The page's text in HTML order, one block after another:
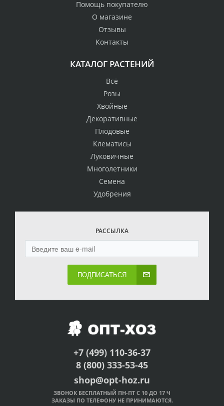
Помощь покупателю
О магазине
Отзывы
Контакты
КАТАЛОГ РАСТЕНИЙ
Всё
Розы
Хвойные
Декоративные
Плодовые
Клематисы
Луковичные
Многолетники
Семена
Удобрения
РАССЫЛКА
ПОДПИСАТЬСЯ
+7 (499) 110-36-37
8 (800) 333-53-45
shop@opt-hoz.ru
ЗВОНОК БЕСПЛАТНЫЙ ПН-ПТ С 10 ДО 17 Ч
ЗАКАЗЫ ПО ТЕЛЕФОНУ НЕ ПРИНИМАЮТСЯ.